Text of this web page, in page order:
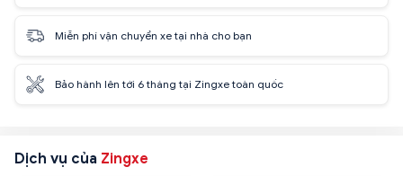
Miễn phí vận chuyển xe tại nhà cho bạn
Bảo hành lên tới 6 tháng tại Zingxe toàn quốc
Dịch vụ của Zingxe